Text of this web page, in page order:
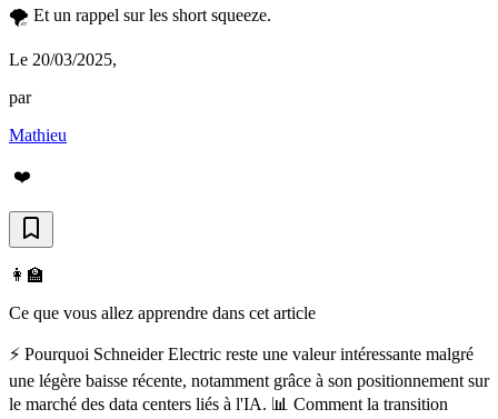
🌪️ Et un rappel sur les short squeeze.
Le 20/03/2025,
par
Mathieu
❤️
👩‍🏫
Ce que vous allez apprendre dans cet article
⚡️ Pourquoi Schneider Electric reste une valeur intéressante malgré
une légère baisse récente, notamment grâce à son positionnement sur
le marché des data centers liés à l'IA. 📊 Comment la transition